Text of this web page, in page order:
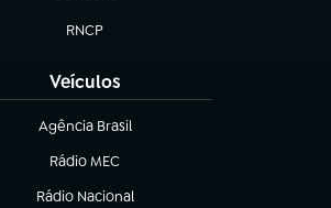
RNCP
(abre em nova aba)
Veículos
Agência Brasil
(abre em nova aba)
Rádio MEC
(abre em nova aba)
Rádio Nacional